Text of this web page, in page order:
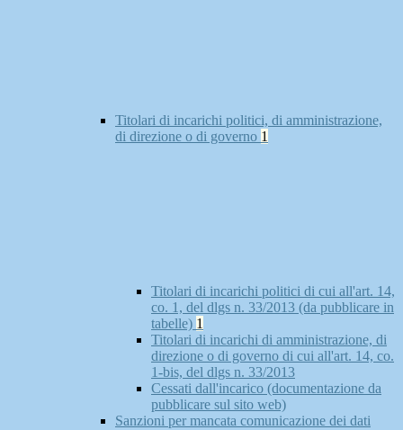
Titolari di incarichi politici, di amministrazione,
di direzione o di governo 1
Titolari di incarichi politici di cui all'art. 14,
co. 1, del dlgs n. 33/2013 (da pubblicare in
tabelle) 1
Titolari di incarichi di amministrazione, di
direzione o di governo di cui all'art. 14, co.
1-bis, del dlgs n. 33/2013
Cessati dall'incarico (documentazione da
pubblicare sul sito web)
Sanzioni per mancata comunicazione dei dati